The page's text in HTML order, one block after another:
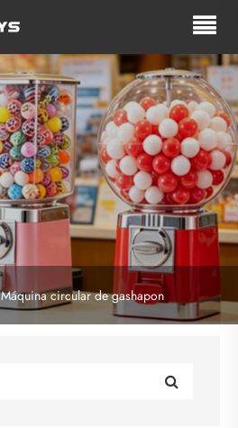
Máquina circular de gashapon